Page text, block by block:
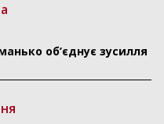
об’єднує зусилля